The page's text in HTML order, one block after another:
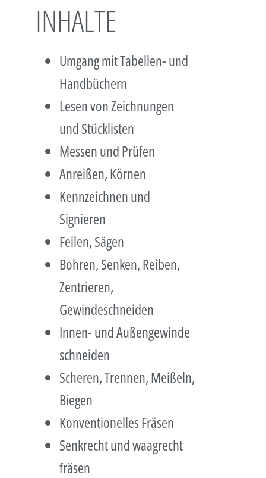
INHALTE
Umgang mit Tabellen- und
Handbüchern
Lesen von Zeichnungen
und Stücklisten
Messen und Prüfen
Anreißen, Körnen
Kennzeichnen und
Signieren
Feilen, Sägen
Bohren, Senken, Reiben,
Zentrieren,
Gewindeschneiden
Innen- und Außengewinde
schneiden
Scheren, Trennen, Meißeln,
Biegen
Konventionelles Fräsen
Senkrecht und waagrecht
fräsen